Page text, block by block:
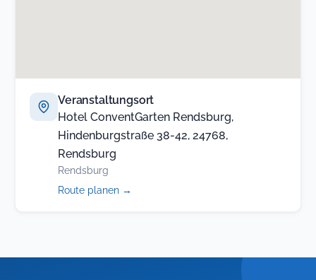
Veranstaltungsort
Hotel ConventGarten Rendsburg,
Hindenburgstraße 38-42, 24768,
Rendsburg
Rendsburg
Route planen →